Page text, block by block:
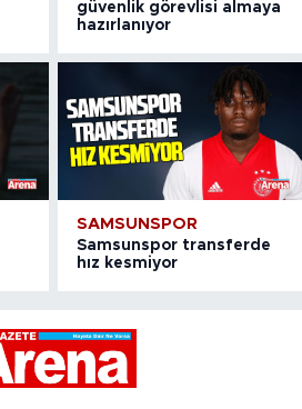
güvenlik görevlisi almaya
hazırlanıyor
SAMSUNSPOR
Samsunspor transferde
hız kesmiyor